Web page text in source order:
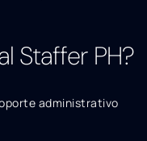
Staffer PH?
administrativo